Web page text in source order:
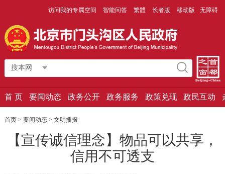
访问我的专属空间 智能问答 繁體 长者版 移动版 无障碍
搜本网
首 页 要闻动态 政务公开 政务服务 政策兑现 政民互动
首页> 要闻动态> 文明播报
【宣传诚信理念】物品可以共享，
信用不可透支